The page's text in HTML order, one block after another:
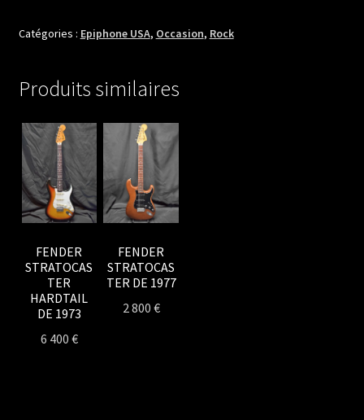
DE
Catégories : Epiphone USA, Occasion, Rock
Produits similaires
FENDER
STRATOCAS
TER
HARDTAIL
DE 1973
6 400 €
FENDER
STRATOCAS
TER DE 1977
2 800 €